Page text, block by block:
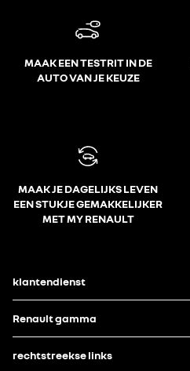
MAAK EEN TESTRIT IN DE
AUTO VAN JE KEUZE
MAAK JE DAGELIJKS LEVEN
EEN STUKJE GEMAKKELIJKER
MET MY RENAULT
klantendienst
Renault gamma
rechtstreekse links